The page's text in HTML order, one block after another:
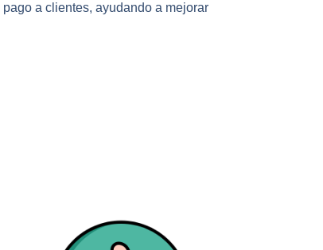
a clientes, ayudando a mejorar